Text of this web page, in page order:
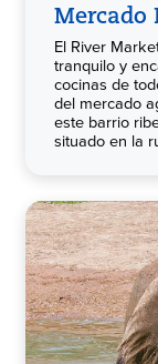
Mercado
El River
tranquilo y
cocinas de
del mercado
este barrio
situado en la